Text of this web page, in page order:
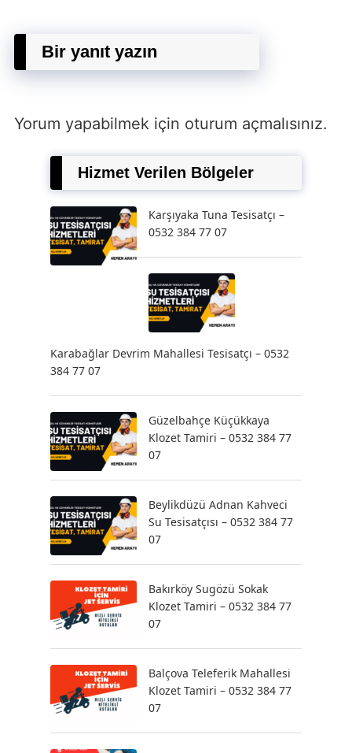
Bir yanıt yazın
Yorum yapabilmek için oturum açmalısınız.
Hizmet Verilen Bölgeler
Karşıyaka Tuna Tesisatçı –
0532 384 77 07
Karabağlar Devrim Mahallesi Tesisatçı – 0532
384 77 07
Güzelbahçe Küçükkaya
Klozet Tamiri – 0532 384 77
07
Beylikdüzü Adnan Kahveci
Su Tesisatçısı – 0532 384 77
07
Bakırköy Sugözü Sokak
Klozet Tamiri – 0532 384 77
07
Balçova Teleferik Mahallesi
Klozet Tamiri – 0532 384 77
07